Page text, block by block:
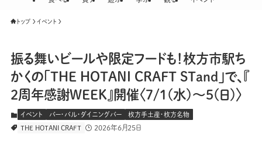
トップ イベント
振る舞いビールや限定フードも！枚方市駅ち
かくの「THE HOTANI CRAFT STand」で、『
2周年感謝WEEK』開催〈7/1(水)〜5(日)〉
イベント バー・バル・ダイニングバー 枚方手土産・枚方名物
THE HOTANI CRAFT 2026年6月25日